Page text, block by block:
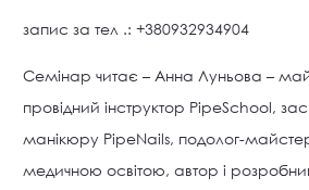
запис за тел .: +380932934904
Семінар читає – Анна Луньова –
провідний інструктор PipeSchool,
манікюру PipeNails, подолог-
медичною освітою, автор і